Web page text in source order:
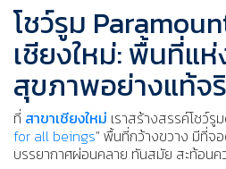
โชว์รูม
เชียงใหม่: พื้นที่แ
สุขภาพอย่างแท้จ
ที่ สาขาเชียงใหม่ เราสร้างสรรค์โชว์รู
for all beings" พื้นที่กว้างขวาง มีที่จ
บรรยากาศผ่อนคลาย ทันสมัย สะท้อน